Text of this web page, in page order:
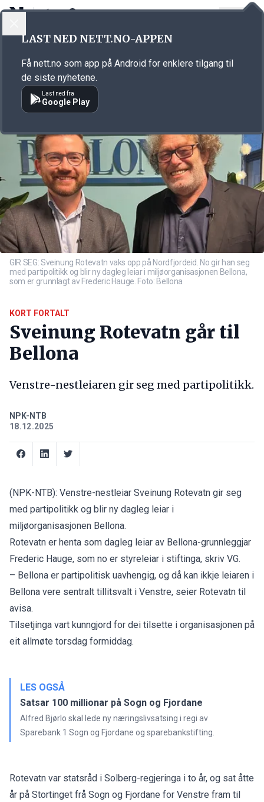
Annonsørinnhold
GIR SEG: Sveinung Rotevatn vaks opp på Nordfjordeid. No gir han seg
med partipolitikk og blir ny dagleg leiar i miljøorganisasjonen Bellona,
som er grunnlagt av Frederic Hauge. Foto: Bellona
KORT FORTALT
Sveinung Rotevatn går til
Bellona
Venstre-nestleiaren gir seg med partipolitikk.
NPK-NTB
18.12.2025
(NPK-NTB): Venstre-nestleiar Sveinung Rotevatn gir seg
med partipolitikk og blir ny dagleg leiar i
miljøorganisasjonen Bellona.
Rotevatn er henta som dagleg leiar av Bellona-grunnleggjar
Frederic Hauge, som no er styreleiar i stiftinga, skriv VG.
– Bellona er partipolitisk uavhengig, og då kan ikkje leiaren i
Bellona vere sentralt tillitsvalt i Venstre, seier Rotevatn til
avisa.
Tilsetjinga vart kunngjord for dei tilsette i organisasjonen på
eit allmøte torsdag formiddag.
LES OGSÅ
Satsar 100 millionar på Sogn og Fjordane
Alfred Bjørlo skal lede ny næringslivsatsing i regi av
Sparebank 1 Sogn og Fjordane og sparebankstifting.
Rotevatn var statsråd i Solberg-regjeringa i to år, og sat åtte
år på Stortinget frå Sogn og Fjordane for Venstre fram til
LAST NED NETT.NO-APPEN
Få nett.no som app på Android for enklere tilgang til
de siste nyhetene.
Last ned fra
Google Play